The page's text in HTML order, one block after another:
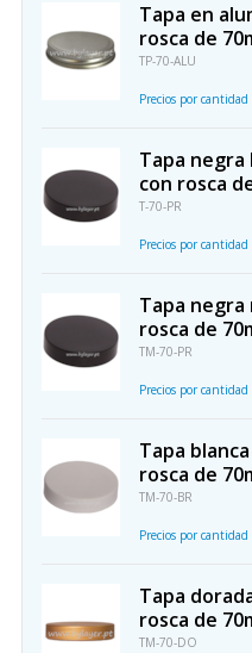
Tapa en
rosca de
TP-70-ALU
Precios por cantidad
Tapa
con rosca
T-70-PR
Precios por cantidad
Tapa negra
rosca de
TM-70-PR
Precios por cantidad
Tapa
rosca de
TM-70-BR
Precios por cantidad
Tapa
rosca de
TM-70-DO